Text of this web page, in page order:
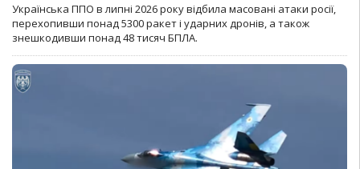
Українська ППО в липні 2026 року відбила масовані атаки росії,
перехопивши понад 5300 ракет і ударних дронів, а також
знешкодивши понад 48 тисяч БПЛА.